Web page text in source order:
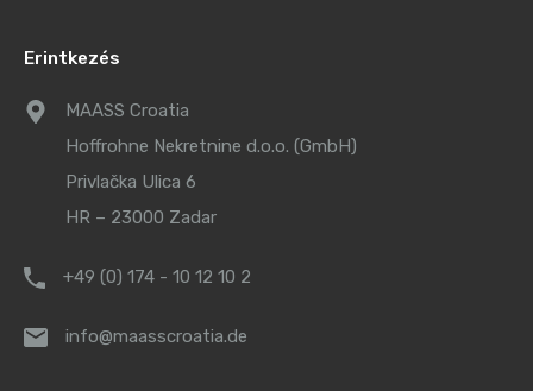
Erintkezés
MAASS Croatia
Hoffrohne Nekretnine d.o.o. (GmbH)
Privlačka Ulica 6
HR – 23000 Zadar
+49 (0) 174 - 10 12 10 2
info@maasscroatia.de